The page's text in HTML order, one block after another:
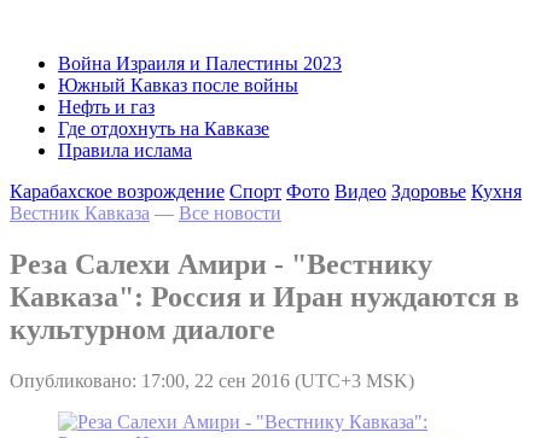
Война Израиля и Палестины 2023
Южный Кавказ после войны
Нефть и газ
Где отдохнуть на Кавказе
Правила ислама
Карабахское возрождение Спорт Фото Видео Здоровье Кухня
Вестник Кавказа — Все новости
Реза Салехи Амири - "Вестнику
Кавказа": Россия и Иран нуждаются в
культурном диалоге
Опубликовано: 17:00, 22 сен 2016 (UTC+3 MSK)